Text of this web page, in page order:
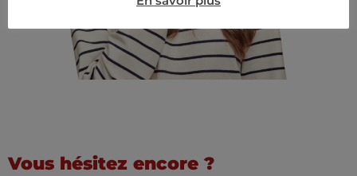
Vous hésitez encore ?